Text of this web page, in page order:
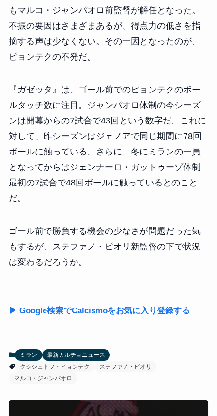
もマルコ・ジャンパオロ前監督が解任となった。
不振の要因はさまざまあるが、得点力の低さを指
摘する声は少なくない。その一因となったのが、
ピョンテクの不発だ。
『ガゼッタ』は、ゴール前でのピョンテクのボー
ルタッチ数に注目。ジャンパオロ体制の今シーズ
ンは開幕からの7試合で43回という数字だ。これに
対して、昨シーズンはジェノアで同じ期間に78回
ボールに触っている。さらに、冬にミランの一員
となってからはジェンナーロ・ガットゥーゾ体制
最初の7試合で48回ボールに触っているとのこと
だ。
ゴール前で勝負する機会の少なさが問題だった気
もするが、ステファノ・ピオリ新監督の下で状況
は変わるだろうか。
▶ Google検索でCalcismoをお気に入り登録する
ミラン
最新カルチョニュース
クシシュトフ・ピョンテク
ステファノ・ピオリ
マルコ・ジャンパオロ